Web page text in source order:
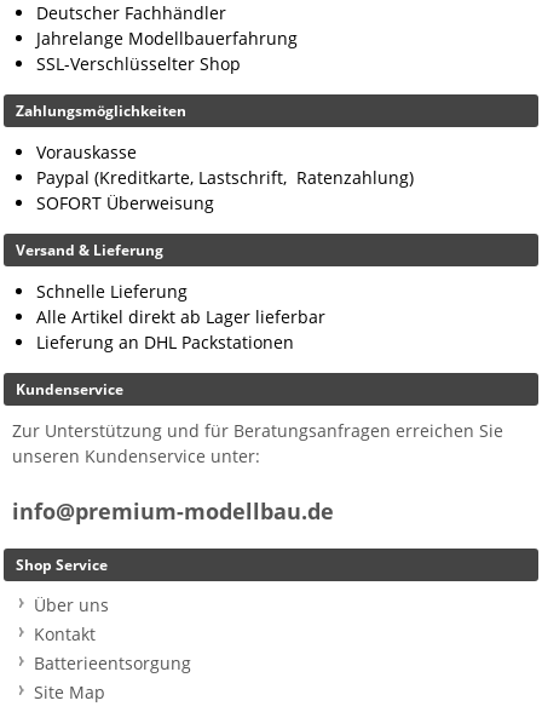
Deutscher Fachhändler
Jahrelange Modellbauerfahrung
SSL-Verschlüsselter Shop
Zahlungsmöglichkeiten
Vorauskasse
Paypal (Kreditkarte, Lastschrift, Ratenzahlung)
SOFORT Überweisung
Versand & Lieferung
Schnelle Lieferung
Alle Artikel direkt ab Lager lieferbar
Lieferung an DHL Packstationen
Kundenservice
Zur Unterstützung und für Beratungsanfragen erreichen Sie
unseren Kundenservice unter:
info@premium-modellbau.de
Shop Service
Über uns
Kontakt
Batterieentsorgung
Site Map